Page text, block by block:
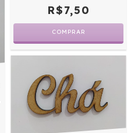
R$7,50
COMPRAR